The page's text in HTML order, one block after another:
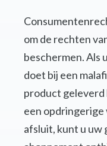
om de rechten
beschermen. Als
doet bij een
product geleverd
een
afsluit, kunt u uw